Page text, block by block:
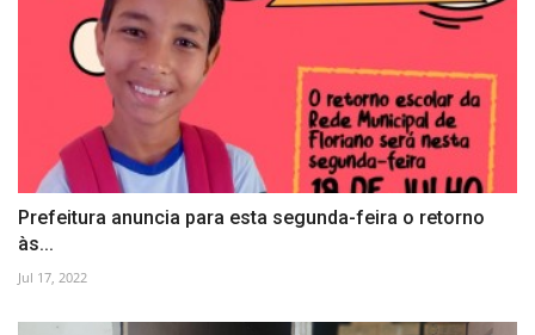
Prefeitura anuncia para esta segunda-feira o retorno
às...
Jul 17, 2022